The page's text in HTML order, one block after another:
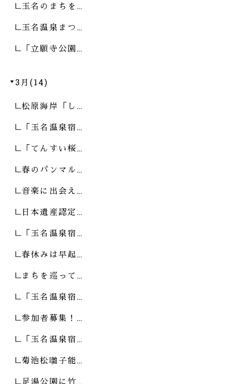
玉名のまちを…
玉名温泉まつ…
「立願寺公園…
3月(14)
松原海岸「し…
「玉名温泉宿…
「てんすい桜…
春のパンマル…
音楽に出会え…
日本遺産認定…
「玉名温泉宿…
春休みは早起…
まちを巡って…
「玉名温泉宿…
参加者募集！…
「玉名温泉宿…
菊池松囃子能…
足湯公園に竹…